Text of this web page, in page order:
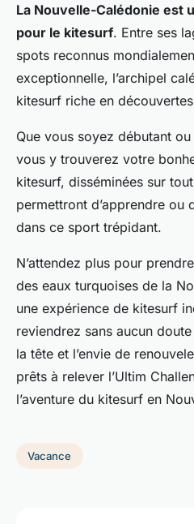
La Nouvelle-Calédonie est
pour le kitesurf. Entre ses
spots reconnus
exceptionnelle, l’archipel
kitesurf riche en
Que vous soyez débutant
vous y trouverez votre
kitesurf, disséminées sur
permettront d’apprendre ou
dans ce sport trépidant.
N’attendez plus pour
des eaux turquoises de la
une expérience de kitesurf
reviendrez sans aucun
la tête et l’envie de
prêts à relever l’Ultim
l’aventure du kitesurf en
Vacance